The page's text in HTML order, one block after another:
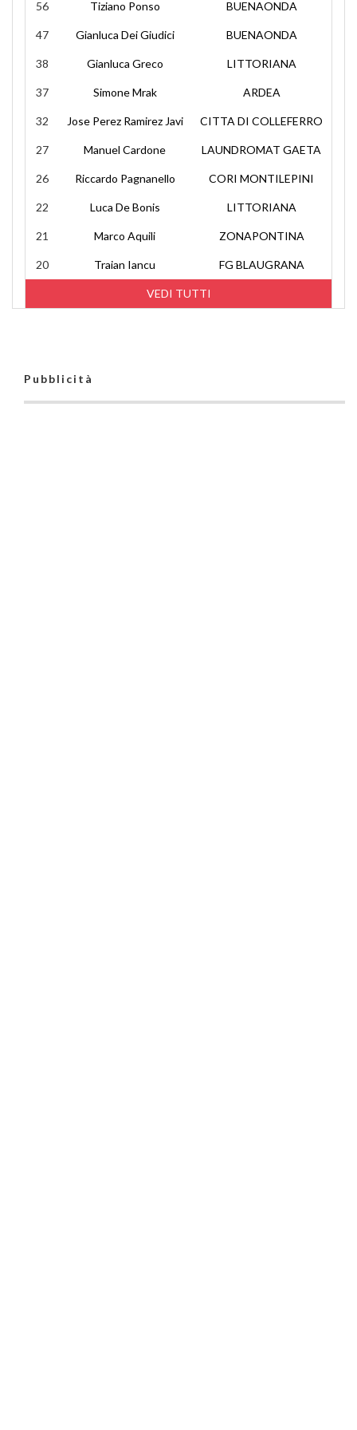
VEDI TUTTI
56 Tiziano Ponso BUENAONDA
47 Gianluca Dei Giudici BUENAONDA
38 Gianluca Greco LITTORIANA
37 Simone Mrak ARDEA
32 Jose Perez Ramirez Javi CITTA DI COLLEFERRO
27 Manuel Cardone LAUNDROMAT GAETA
26 Riccardo Pagnanello CORI MONTILEPINI
22 Luca De Bonis LITTORIANA
21 Marco Aquili ZONAPONTINA
20 Traian Iancu FG BLAUGRANA
Pubblicità